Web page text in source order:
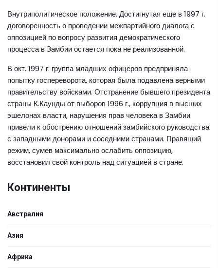
Внутриполитическое положение. Достигнутая еще в 1997 г.
договоренность о проведении межпартийного диалога с
оппозицией по вопросу развития демократического
процесса в Замбии остается пока не реализованной.
В окт. 1997 г. группа младших офицеров предприняла
попытку госпереворота, которая была подавлена верными
правительству войсками. Отстранение бывшего президента
страны К.Каунды от выборов 1996 г., коррупция в высших
эшелонах власти, нарушения прав человека в Замбии
привели к обострению отношений замбийского руководства
с западными донорами и соседними странами. Правящий
режим, сумев максимально ослабить оппозицию,
восстановил свой контроль над ситуацией в стране.
Континенты
Австралия
Азия
Африка